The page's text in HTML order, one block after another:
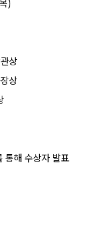
)
상
상
통해 수상자 발표